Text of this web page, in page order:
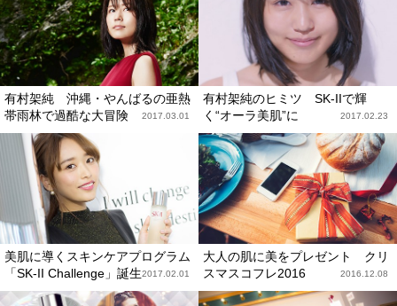
有村架純 沖縄・やんばるの亜熱
帯雨林で過酷な大冒険
2017.03.01
有村架純のヒミツ SK-IIで輝
く“オーラ美肌”に
2017.02.23
美肌に導くスキンケアプログラム
「SK-II Challenge」誕生2017.02.01
大人の肌に美をプレゼント クリ
スマスコフレ2016
2016.12.08